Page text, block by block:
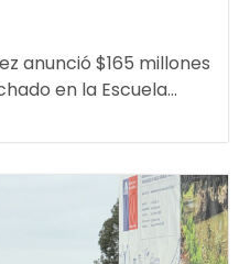
anunció $165 millones
en la Escuela...